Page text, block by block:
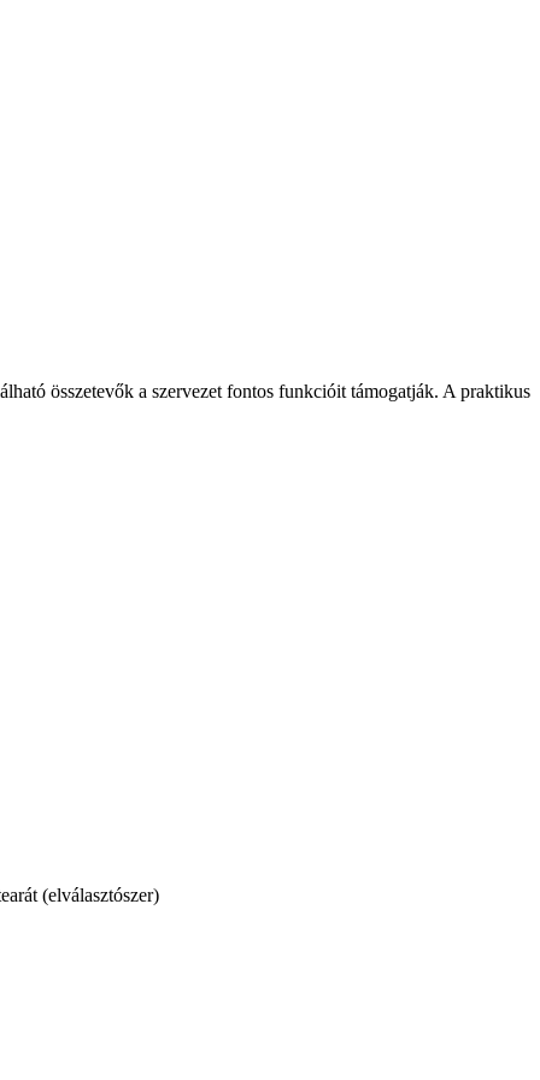
összetevők a szervezet fontos funkcióit támogatják. A praktikus
(elválasztószer)